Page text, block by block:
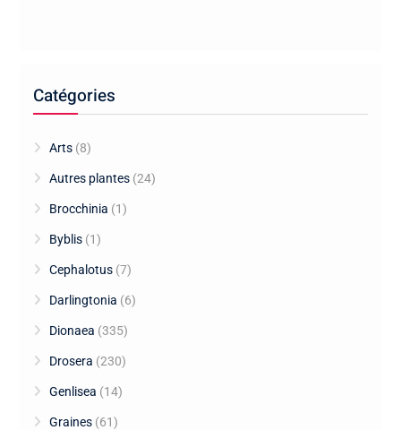
Catégories
Arts (8)
Autres plantes (24)
Brocchinia (1)
Byblis (1)
Cephalotus (7)
Darlingtonia (6)
Dionaea (335)
Drosera (230)
Genlisea (14)
Graines (61)